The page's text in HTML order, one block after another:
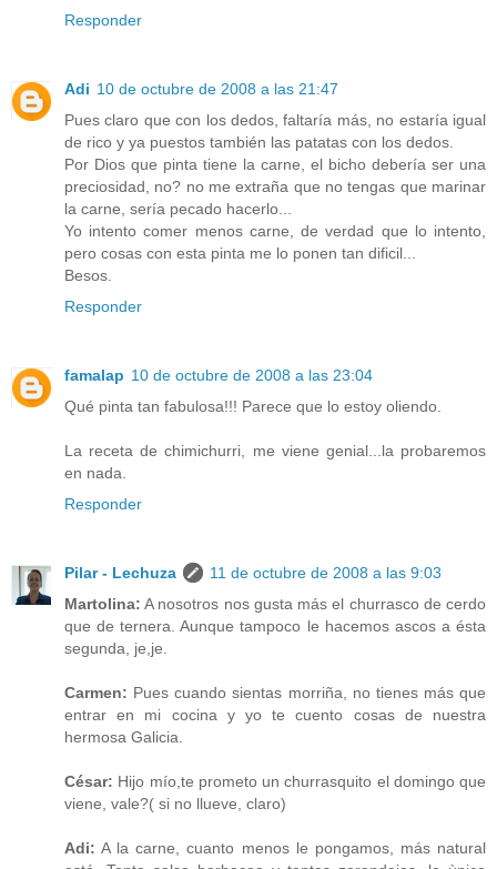
Responder
Adi 10 de octubre de 2008 a las 21:47
Pues claro que con los dedos, faltaría más, no estaría igual
de rico y ya puestos también las patatas con los dedos.
Por Dios que pinta tiene la carne, el bicho debería ser una
preciosidad, no? no me extraña que no tengas que marinar
la carne, sería pecado hacerlo...
Yo intento comer menos carne, de verdad que lo intento,
pero cosas con esta pinta me lo ponen tan dificil...
Besos.
Responder
famalap 10 de octubre de 2008 a las 23:04
Qué pinta tan fabulosa!!! Parece que lo estoy oliendo.
La receta de chimichurri, me viene genial...la probaremos
en nada.
Responder
Pilar - Lechuza
11 de octubre de 2008 a las 9:03
Martolina: A nosotros nos gusta más el churrasco de cerdo
que de ternera. Aunque tampoco le hacemos ascos a ésta
segunda, je,je.
Carmen: Pues cuando sientas morriña, no tienes más que
entrar en mi cocina y yo te cuento cosas de nuestra
hermosa Galicia.
César: Hijo mío,te prometo un churrasquito el domingo que
viene, vale?( si no llueve, claro)
Adi: A la carne, cuanto menos le pongamos, más natural